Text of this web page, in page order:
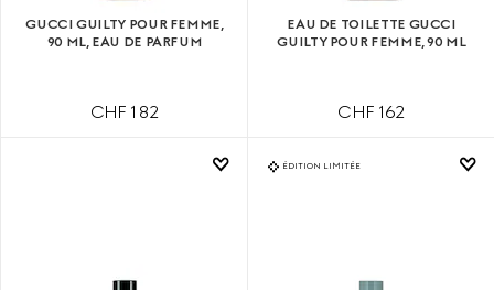
GUCCI GUILTY POUR FEMME,
90 ML, EAU DE PARFUM
CHF 182
EAU DE TOILETTE GUCCI
GUILTY POUR FEMME, 90 ML
CHF 162
ÉDITION LIMITÉE